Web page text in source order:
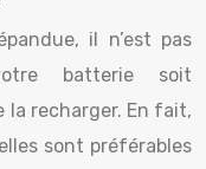
il n’est pas
batterie soit
la recharger. En fait,
sont préférables